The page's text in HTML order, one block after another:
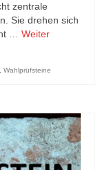
zentrale
Sie drehen sich
… Weiter
Wahlprüfsteine